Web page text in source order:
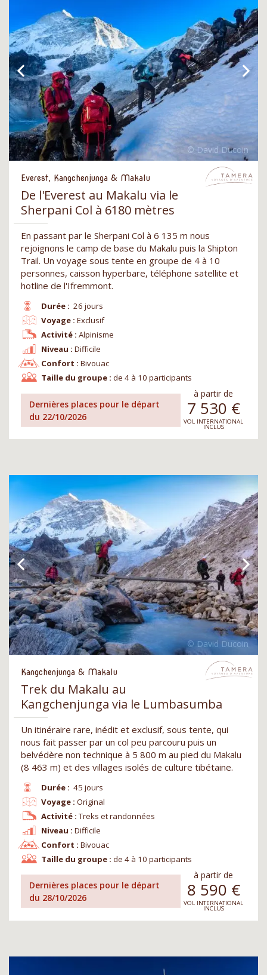
Everest, Kangchenjunga & Makalu
De l'Everest au Makalu via le
Sherpani Col à 6180 mètres
En passant par le Sherpani Col à 6 135 m nous
rejoignons le camp de base du Makalu puis la Shipton
Trail. Un voyage sous tente en groupe de 4 à 10
personnes, caisson hyperbare, téléphone satellite et
hotline de l'Ifremmont.
Durée : 26 jours
Niveau : Difficile
Voyage : Exclusif
Confort : Bivouac
Activité : Alpinisme
Taille du groupe : de 4 à 10 participants
Dernières places pour le départ
du 22/10/2026
à partir de
7 530 €
VOL INTERNATIONAL
INCLUS
Kangchenjunga & Makalu
Trek du Makalu au
Kangchenjunga via le Lumbasumba
Un itinéraire rare, inédit et exclusif, sous tente, qui
nous fait passer par un col peu parcouru puis un
belvédère non technique à 5 800 m au pied du Makalu
(8 463 m) et des villages isolés de culture tibétaine.
Durée : 45 jours
Niveau : Difficile
Voyage : Original
Confort : Bivouac
Activité : Treks et randonnées
Taille du groupe : de 4 à 10 participants
Dernières places pour le départ
du 28/10/2026
à partir de
8 590 €
VOL INTERNATIONAL
INCLUS